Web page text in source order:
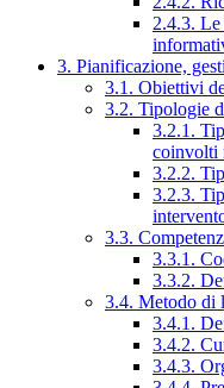
2.4.3. Le
3. Pianificazione,
3.1. Obiettivi
3.2. Tipologie
3.2.1.
coinvolti
3.2.2.
3.2.3.
3.3.
3.3.1.
3.3.2.
3.4. Metodo di
3.4.1.
3.4.2.
3.4.3.